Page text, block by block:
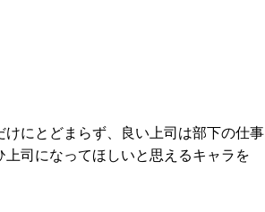
にとどまらず、良い上司は部下の仕事
司になってほしいと思えるキャラを